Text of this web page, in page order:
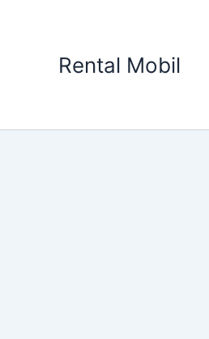
Rental Mobil